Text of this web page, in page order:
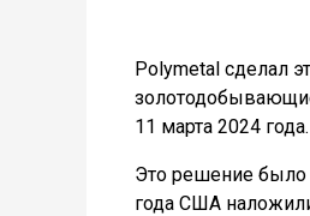
Polymetal сделал
11 марта 2024 года.
Это решение было
года США